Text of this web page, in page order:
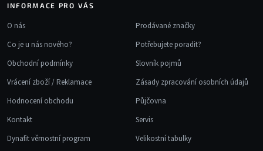
INFORMACE PRO VÁS
O nás
Co je u nás nového?
Obchodní podmínky
Vrácení zboží / Reklamace
Hodnocení obchodu
Kontakt
Dynafit věrnostní program
Prodávané značky
Potřebujete poradit?
Slovník pojmů
Zásady zpracování osobních údajů
Půjčovna
Servis
Velikostní tabulky